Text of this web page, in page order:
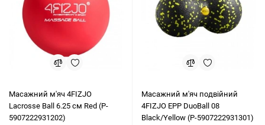
Масажний м'яч 4FIZJO
Lacrosse Ball 6.25 см Red (P-
5907222931202)
Масажний м'яч подвійний
4FIZJO EPP DuoBall 08
Black/Yellow (P-5907222931301)